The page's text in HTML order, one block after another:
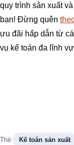
quy trình sản xuất
bạn! Đừng quên
ưu đãi hấp dẫn từ
vụ kế toán đa lĩnh
Thẻ: Kế toán sản xuất